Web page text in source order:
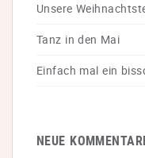
Unsere
Tanz in den Mai
Einfach mal ein
NEUE